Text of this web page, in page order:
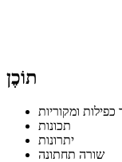
תוֹכֶן
ומקוריות
שורה תחתונה